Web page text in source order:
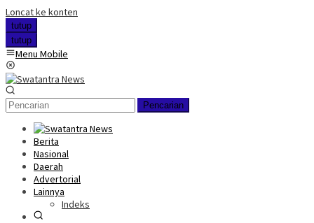
Loncat ke konten
tutup
tutup
Menu Mobile
Pencarian
Berita
Nasional
Daerah
Advertorial
Lainnya
Indeks